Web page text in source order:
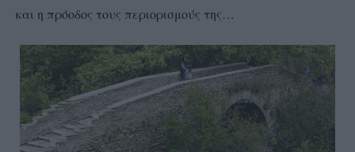
και η πρόοδος τους περιορισμούς της…